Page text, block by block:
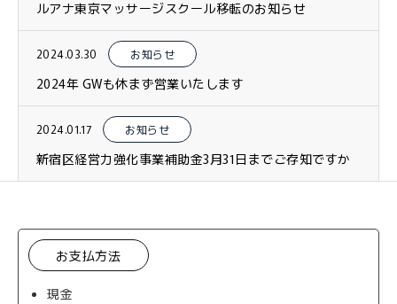
ルアナ東京マッサージスクール移転のお知らせ
2024.03.30 お知らせ
2024年 GWも休まず営業いたします
2024.01.17 お知らせ
新宿区経営力強化事業補助金3月31日までご存知ですか
お支払方法
現金